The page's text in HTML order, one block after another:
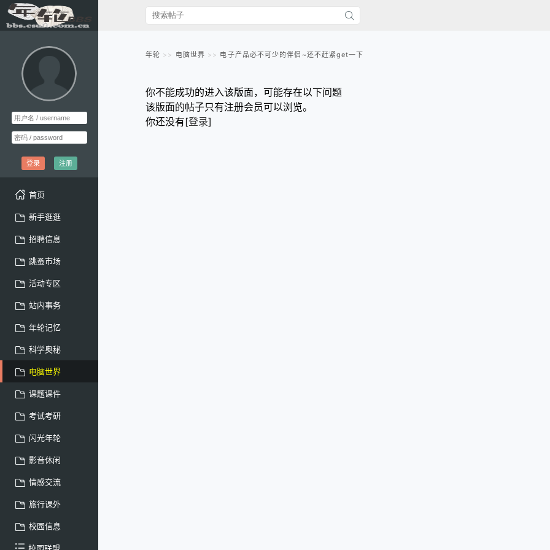
登录 注册
首页
新手逛逛
招聘信息
跳蚤市场
活动专区
站内事务
年轮记忆
科学奥秘
电脑世界
课题课件
考试考研
闪光年轮
影音休闲
情感交流
旅行课外
校园信息
年轮 电脑世界 电子产品必不可少的伴侣~还不赶紧get一下
你不能成功的进入该版面，可能存在以下问题
该版面的帖子只有注册会员可以浏览。
你还没有[登录]